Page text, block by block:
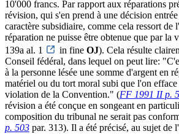
10'000 francs. Par rapport aux réparations
révision, qui s'en prend à une décision
caractère subsidiaire, comme cela ressort de
réparation ne puisse être obtenue que par la
139a al. 1
in fine OJ). Cela résulte
Conseil fédéral, dans lequel on peut lire:
à la personne lésée une somme d'argent en
matériel ou du tort moral subi que l'on efface
violation de la Convention." (FF 1991 II p.
révision a été conçue en songeant en
composition du tribunal ne serait pas
p. 503 par. 313). Il a été précisé, au sujet de